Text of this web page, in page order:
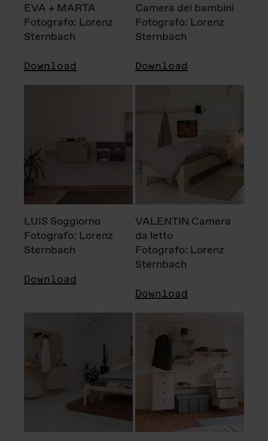
EVA + MARTA
Fotografo: Lorenz
Sternbach
Download
Camera dei bambini
Fotografo: Lorenz
Sternbach
Download
LUIS Soggiorno
Fotografo: Lorenz
Sternbach
Download
VALENTIN Camera
da letto
Fotografo: Lorenz
Sternbach
Download